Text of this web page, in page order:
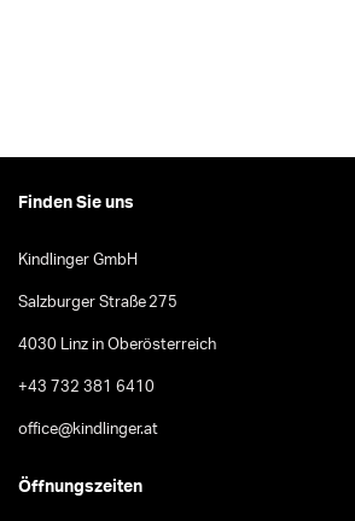
Finden Sie uns
Kindlinger GmbH
Salzburger Straße 275
4030 Linz in Oberösterreich
+43 732 381 6410
office@kindlinger.at
Öffnungszeiten